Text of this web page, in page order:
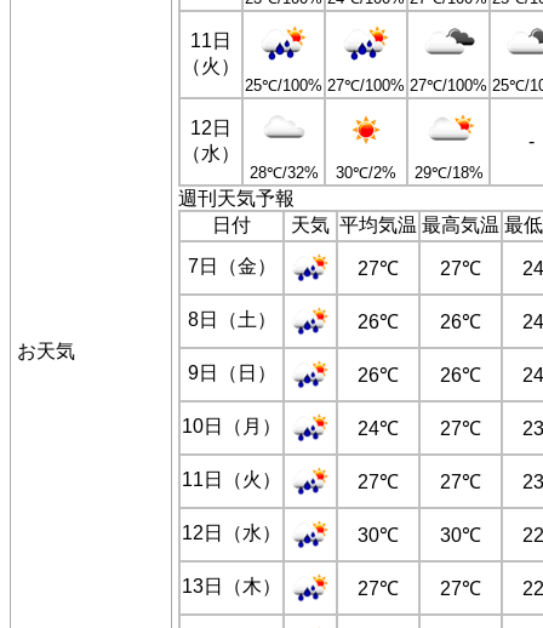
お天気
11日
（火）
25℃/100% 27℃/100% 27℃/100% 25℃/
12日
（水）
28℃/32% 30℃/2% 29℃/18%
-
週刊天気予報
日付
天気 平均気温 最高気温 最
7日（金）
27℃ 27℃
8日（土） 26℃ 26℃
9日（日） 26℃ 26℃
10日（月） 24℃ 27℃
11日（火） 27℃ 27℃
12日（水） 30℃ 30℃
13日（木） 27℃ 27℃